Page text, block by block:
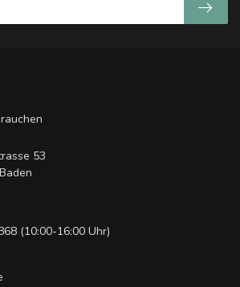
53
(10:00-16:00 Uhr)